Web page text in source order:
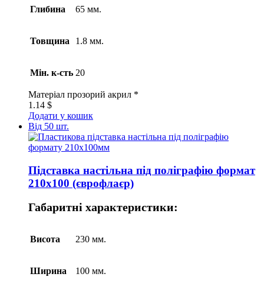
Глибина 65 мм.
Товщина 1.8 мм.
Мін. к-сть 20
Матеріал прозорий акрил *
1.14 $
Додати у кошик
Від 50 шт.
Підставка настільна під поліграфію формат
210х100 (єврофлаєр)
Габаритні характеристики:
Висота 230 мм.
Ширина 100 мм.